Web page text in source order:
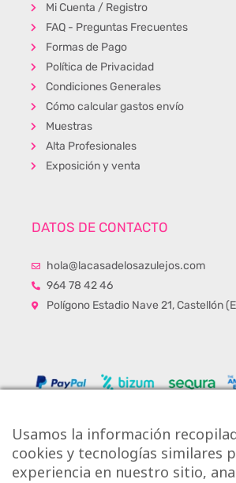
Mi Cuenta / Registro
FAQ - Preguntas Frecuentes
Formas de Pago
Política de Privacidad
Condiciones Generales
Cómo calcular gastos envío
Muestras
Alta Profesionales
Exposición y venta
DATOS DE CONTACTO
hola@lacasadelosazulejos.com
964 78 42 46
Polígono Estadio Nave 21, Castellón
Usamos la información
cookies y tecnologías similares
experiencia en nuestro sitio,